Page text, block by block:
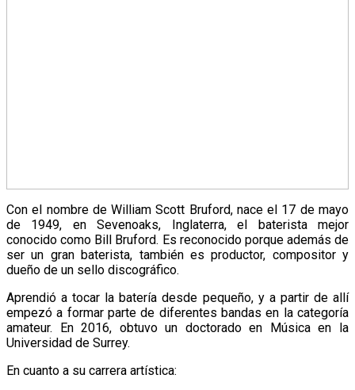
Con el nombre de William Scott Bruford, nace el 17 de mayo
de 1949, en Sevenoaks, Inglaterra, el baterista mejor
conocido como Bill Bruford. Es reconocido porque además de
ser un gran baterista, también es productor, compositor y
dueño de un sello discográfico.
Aprendió a tocar la batería desde pequeño, y a partir de allí
empezó a formar parte de diferentes bandas en la categoría
amateur. En 2016, obtuvo un doctorado en Música en la
Universidad de Surrey.
En cuanto a su carrera artística: